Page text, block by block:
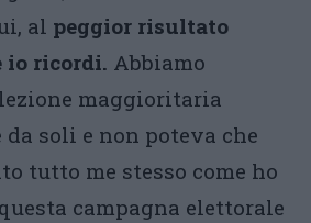
al peggior risultato
io ricordi. Abbiamo
maggioritaria
soli e non poteva che
tutto me stesso come ho
campagna elettorale